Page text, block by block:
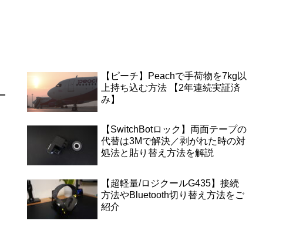
【ピーチ】Peachで手荷物を7kg以
上持ち込む方法 【2年連続実証済
み】
【SwitchBotロック】両面テープの
代替は3Mで解決／剥がれた時の対
処法と貼り替え方法を解説
【超軽量/ロジクールG435】接続
方法やBluetooth切り替え方法をご
紹介